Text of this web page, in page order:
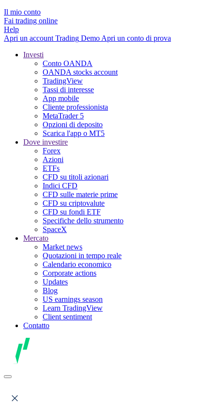
Il mio conto
Fai trading online
Help
Apri un account Trading Demo Apri un conto di prova
Investi
Conto OANDA
OANDA stocks account
TradingView
Tassi di interesse
App mobile
Cliente professionista
MetaTrader 5
Opzioni di deposito
Scarica l'app o MT5
Dove investire
Forex
Azioni
ETFs
CFD su titoli azionari
Indici CFD
CFD sulle materie prime
CFD su criptovalute
CFD su fondi ETF
Specifiche dello strumento
SpaceX
Mercato
Market news
Quotazioni in tempo reale
Calendario economico
Corporate actions
Updates
Blog
US earnings season
Learn TradingView
Client sentiment
Contatto